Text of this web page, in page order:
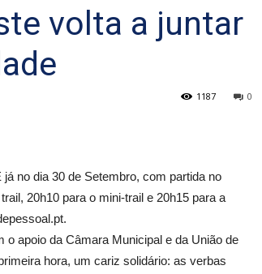
volta a juntar
0
1187
no dia 30 de Setembro, com partida no
20h10 para o mini-trail e 20h15 para a
apoio da Câmara Municipal e da União de
hora, um cariz solidário: as verbas